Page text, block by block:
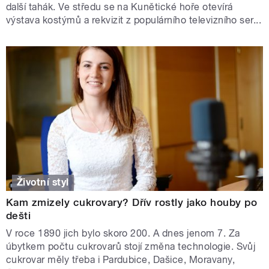
další tahák. Ve středu se na Kunětické hoře otevírá
výstava kostýmů a rekvizit z populárního televizního ser...
Životní styl
Kam zmizely cukrovary? Dřív rostly jako houby po
dešti
V roce 1890 jich bylo skoro 200. A dnes jenom 7. Za
úbytkem počtu cukrovarů stojí změna technologie. Svůj
cukrovar měly třeba i Pardubice, Dašice, Moravany,